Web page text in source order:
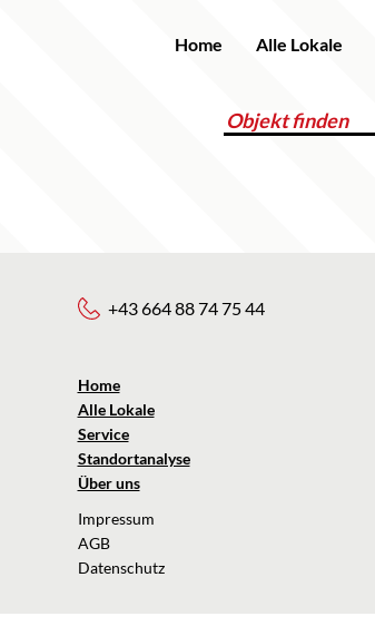
Home Alle Lokale
+43 664 88 74 75 44
Home
Alle Lokale
Service
Standortanalyse
Über uns
Impressum
AGB
Datenschutz